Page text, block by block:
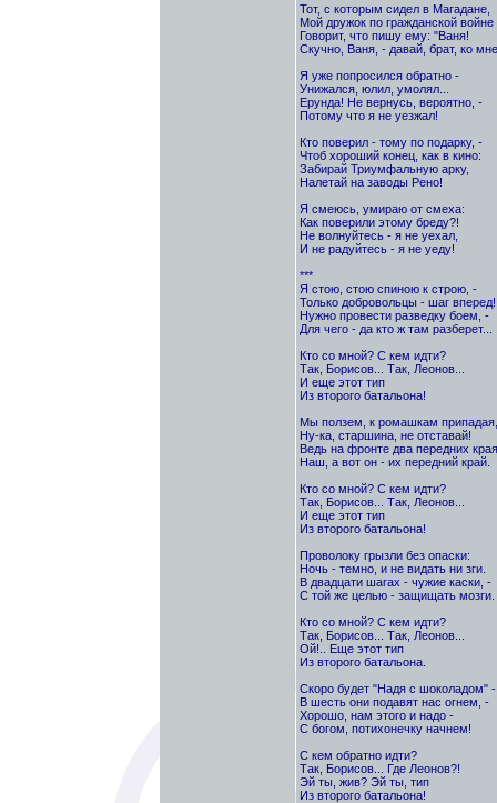
Тот, с которым сидел в Магадане,
Мой дружок по гражданской войне
Говорит, что пишу ему: "Ваня!
Скучно, Ваня, - давай, брат, ко
Я уже попросился обратно -
Унижался, юлил, умолял...
Ерунда! Не вернусь, вероятно, -
Потому что я не уезжал!
Кто поверил - тому по подарку, -
Чтоб хороший конец, как в кино:
Забирай Триумфальную арку,
Налетай на заводы Рено!
Я смеюсь, умираю от смеха:
Как поверили этому бреду?!
Не волнуйтесь - я не уехал,
И не радуйтесь - я не уеду!
***
Я стою, стою спиною к строю, -
Только добровольцы - шаг вперед!
Нужно провести разведку боем, -
Для чего - да кто ж там разберет...
Кто со мной? С кем идти?
Так, Борисов... Так, Леонов...
И еще этот тип
Из второго батальона!
Мы ползем, к ромашкам
Ну-ка, старшина, не отставай!
Ведь на фронте два передних
Наш, а вот он - их передний край.
Кто со мной? С кем идти?
Так, Борисов... Так, Леонов...
И еще этот тип
Из второго батальона!
Проволоку грызли без опаски:
Ночь - темно, и не видать ни зги.
В двадцати шагах - чужие каски, -
С той же целью - защищать мозги.
Кто со мной? С кем идти?
Так, Борисов... Так, Леонов...
Ой!.. Еще этот тип
Из второго батальона.
Скоро будет "Надя с шоколадом" -
В шесть они подавят нас огнем, -
Хорошо, нам этого и надо -
С богом, потихонечку начнем!
С кем обратно идти?
Так, Борисов... Где Леонов?!
Эй ты, жив? Эй ты, тип
Из второго батальона!